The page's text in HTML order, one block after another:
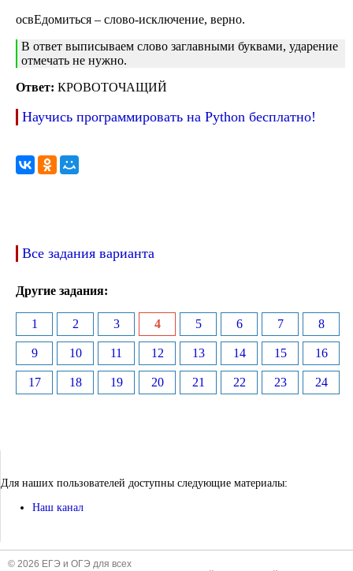
освЕдомиться – слово-исключение, верно.
В ответ выписываем слово заглавными буквами, ударение
отмечать не нужно.
Ответ: КРОВОТОЧАЩИЙ
Научись программировать на Python бесплатно!
Все задания варианта
Другие задания:
1 2 3 4 5 6 7 8
9 10 11 12 13 14 15 16
17 18 19 20 21 22 23 24
Для наших пользователей доступны следующие материалы:
Наш канал
© 2026 ЕГЭ и ОГЭ для всех